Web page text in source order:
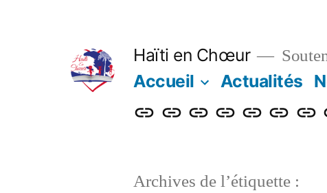
Haïti en Chœur
Accueil Actualités
AccueilActualités
Nos Adhérer
FaireNotreLe
Archives de l’étiquette :